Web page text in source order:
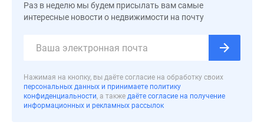
поселки
коттеджные
поселки
Строящиеся
Раз в неделю мы будем присылать вам самые
интересные новости о недвижимости на почту
Нажимая на кнопку, вы даёте согласие на обработку своих
персональных данных и принимаете политику
конфиденциальности, а также даёте согласие на получение
информационных и рекламных рассылок